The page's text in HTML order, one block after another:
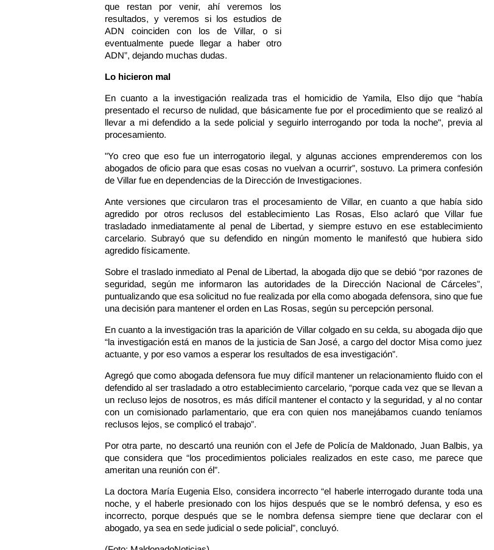
que restan por venir, ahí veremos los
resultados, y veremos si los estudios de
ADN coinciden con los de Villar, o si
eventualmente puede llegar a haber otro
ADN”, dejando muchas dudas.
Lo hicieron mal
En cuanto a la investigación realizada tras el homicidio de Yamila, Elso dijo que “había
presentado el recurso de nulidad, que básicamente fue por el procedimiento que se realizó al
llevar a mi defendido a la sede policial y seguirlo interrogando por toda la noche", previa al
procesamiento.
"Yo creo que eso fue un interrogatorio ilegal, y algunas acciones emprenderemos con los
abogados de oficio para que esas cosas no vuelvan a ocurrir”, sostuvo. La primera confesión
de Villar fue en dependencias de la Dirección de Investigaciones.
Ante versiones que circularon tras el procesamiento de Villar, en cuanto a que había sido
agredido por otros reclusos del establecimiento Las Rosas, Elso aclaró que Villar fue
trasladado inmediatamente al penal de Libertad, y siempre estuvo en ese establecimiento
carcelario. Subrayó que su defendido en ningún momento le manifestó que hubiera sido
agredido físicamente.
Sobre el traslado inmediato al Penal de Libertad, la abogada dijo que se debió “por razones de
seguridad, según me informaron las autoridades de la Dirección Nacional de Cárceles”,
puntualizando que esa solicitud no fue realizada por ella como abogada defensora, sino que fue
una decisión para mantener el orden en Las Rosas, según su percepción personal.
En cuanto a la investigación tras la aparición de Villar colgado en su celda, su abogada dijo que
“la investigación está en manos de la justicia de San José, a cargo del doctor Misa como juez
actuante, y por eso vamos a esperar los resultados de esa investigación”.
Agregó que como abogada defensora fue muy difícil mantener un relacionamiento fluido con el
defendido al ser trasladado a otro establecimiento carcelario, “porque cada vez que se llevan a
un recluso lejos de nosotros, es más difícil mantener el contacto y la seguridad, y al no contar
con un comisionado parlamentario, que era con quien nos manejábamos cuando teníamos
reclusos lejos, se complicó el trabajo”.
Por otra parte, no descartó una reunión con el Jefe de Policía de Maldonado, Juan Balbis, ya
que considera que “los procedimientos policiales realizados en este caso, me parece que
ameritan una reunión con él”.
La doctora María Eugenia Elso, considera incorrecto “el haberle interrogado durante toda una
noche, y el haberle presionado con los hijos después que se le nombró defensa, y eso es
incorrecto, porque después que se le nombra defensa siempre tiene que declarar con el
abogado, ya sea en sede judicial o sede policial”, concluyó.